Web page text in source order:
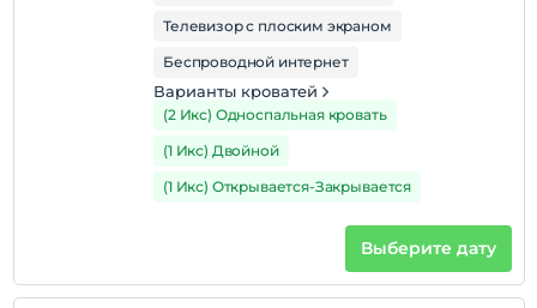
Телевизор с плоским экраном
Беспроводной интернет
Варианты кроватей
(2 Икс) Односпальная кровать
(1 Икс) Двойной
(1 Икс) Открывается-Закрывается
Выберите дату